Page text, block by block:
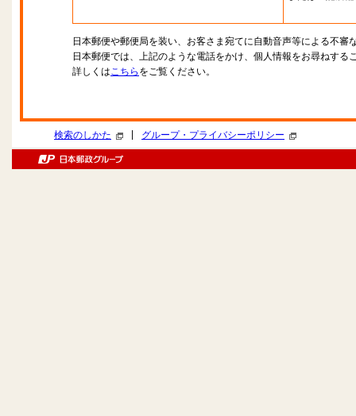
日本郵便や郵便局を装い、お客さま宛てに自動音声等による不審
日本郵便では、上記のような電話をかけ、個人情報をお尋ねする
詳しくはこちら をご覧ください。
検索のしかた グループ・プライバシーポリシー